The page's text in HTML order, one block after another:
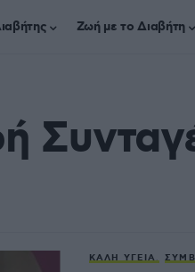
Ζωή με το Διαβήτη
ΚΑΛΉ ΥΓΕΊΑ